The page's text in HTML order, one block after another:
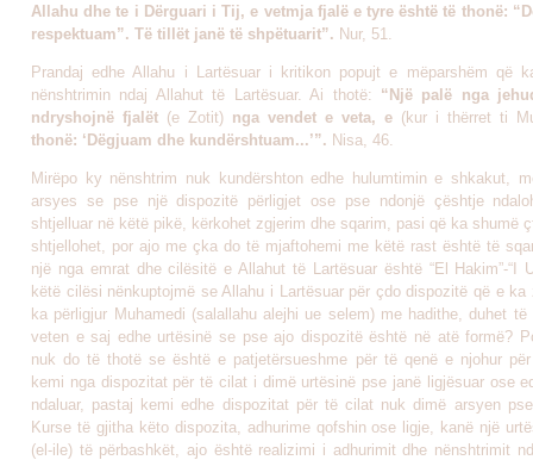
Allahu dhe te i Dërguari i Tij, e vetmja fjalë e tyre është të thonë:
respektuam”. Të tillët janë të shpëtuarit”. Nur, 51.
Prandaj edhe Allahu i Lartësuar i kritikon popujt e mëparshëm që
nënshtrimin ndaj Allahut të Lartësuar. Ai thotë: “Një palë nga
ndryshojnë fjalët (e Zotit) nga vendet e veta, e (kur i thërret ti
thonë: ‘Dëgjuam dhe kundërshtuam...’”. Nisa, 46.
Mirëpo ky nënshtrim nuk kundërshton edhe hulumtimin e shkakut,
arsyes se pse një dispozitë përligjet ose pse ndonjë çështje
shtjelluar në këtë pikë, kërkohet zgjerim dhe sqarim, pasi që ka shumë
shtjellohet, por ajo me çka do të mjaftohemi me këtë rast është të
një nga emrat dhe cilësitë e Allahut të Lartësuar është “El Hakim”-“I
këtë cilësi nënkuptojmë se Allahu i Lartësuar për çdo dispozitë që e ka
ka përligjur Muhamedi (salallahu alejhi ue selem) me hadithe, duhet të
veten e saj edhe urtësinë se pse ajo dispozitë është në atë formë?
nuk do të thotë se është e patjetërsueshme për të qenë e njohur
kemi nga dispozitat për të cilat i dimë urtësinë pse janë ligjësuar ose
ndaluar, pastaj kemi edhe dispozitat për të cilat nuk dimë arsyen
Kurse të gjitha këto dispozita, adhurime qofshin ose ligje, kanë një
(el-ile) të përbashkët, ajo është realizimi i adhurimit dhe nënshtrimit